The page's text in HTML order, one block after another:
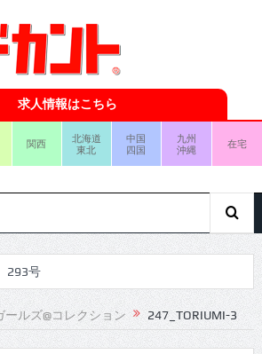
求人情報はこちら
関西
北海道
東北
中国
四国
九州
沖縄
在宅
293号
292号
号
ルズ@コレクション 247_TORIUMI-3